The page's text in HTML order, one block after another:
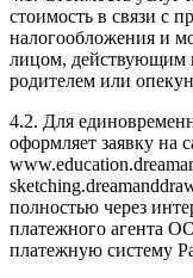
стоимость в связи с
налогообложения и
лицом, действующим
родителем или
4.2. Для
оформляет заявку на
полностью через
платежного агента
платежную систему